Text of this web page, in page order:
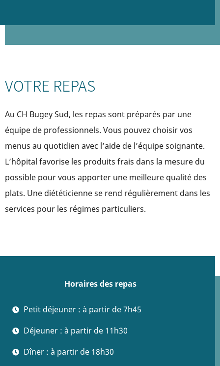
VOTRE REPAS
Au CH Bugey Sud, les repas sont préparés par une
équipe de professionnels. Vous pouvez choisir vos
menus au quotidien avec l’aide de l’équipe soignante.
L’hôpital favorise les produits frais dans la mesure du
possible pour vous apporter une meilleure qualité des
plats. Une diététicienne se rend régulièrement dans les
services pour les régimes particuliers.
Horaires des repas
Petit déjeuner : à partir de 7h45
Déjeuner : à partir de 11h30
Dîner : à partir de 18h30